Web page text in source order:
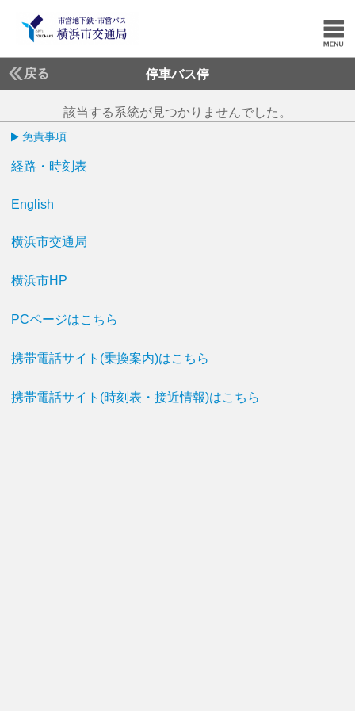
戻る 停車バス停
該当する系統が見つかりませんでした。
免責事項
経路・時刻表
English
横浜市交通局
横浜市HP
PCページはこちら
携帯電話サイト(乗換案内)はこちら
携帯電話サイト(時刻表・接近情報)はこちら